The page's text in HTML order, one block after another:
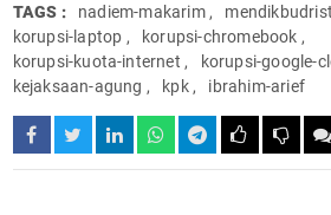
TAGS : nadiem-makarim,
korupsi-laptop , korupsi-chromebook ,
korupsi-kuota-internet , korupsi-google-
kejaksaan-agung , kpk, ibrahim-arief